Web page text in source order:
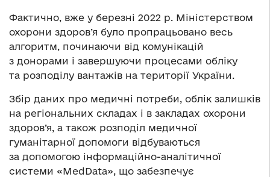
Фактично, вже у березні 2022 р. Міністерством
охорони здоров’я було пропрацьовано весь
алгоритм, починаючи від комунікацій
з донорами і завершуючи процесами обліку
та розподілу вантажів на території України.
Збір даних про медичні потреби, облік залишків
на регіональних складах і в закладах охорони
здоров’я, а також розподіл медичної
гуманітарної допомоги відбуваються
за допомогою інформаційно-аналітичної
системи «MedData», що забезпечує